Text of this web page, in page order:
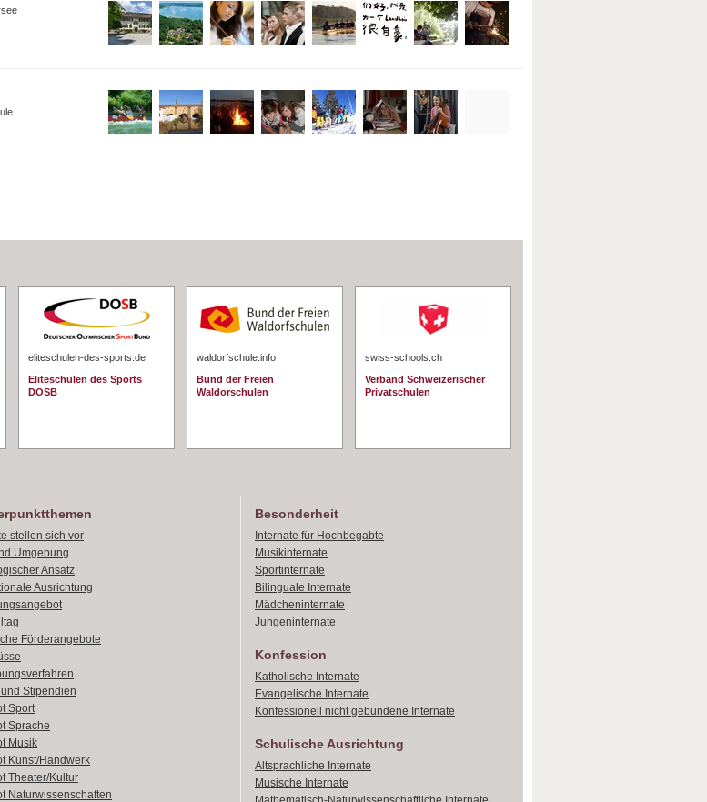
eliteschulen-des-sports.de
Eliteschulen des Sports
DOSB
waldorfschule.info
Bund der Freien
Waldorschulen
swiss-schools.ch
Verband Schweizerischer
Privatschulen
stellen sich vor
Umgebung
Ansatz
Ausrichtung
Förderangebote
Stipendien
Sport
Sprache
Musik
Kunst/Handwerk
Theater/Kultur
Naturwissenschaften
Besonderheit
Internate für Hochbegabte
Musikinternate
Sportinternate
Bilinguale Internate
Mädcheninternate
Jungeninternate
Konfession
Katholische Internate
Evangelische Internate
Konfessionell nicht gebundene Internate
Schulische Ausrichtung
Altsprachliche Internate
Musische Internate